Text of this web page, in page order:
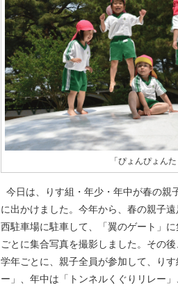
「ぴょんぴょん
今日は、りす組・年少・年中が春の親
に出かけました。今年から、春の親子
西駐車場に駐車して、「翼のゲート」
ごとに集合写真を撮影しました。その
学年ごとに、親子全員が参加して、り
ー」、年中は「トンネルくぐりリレー